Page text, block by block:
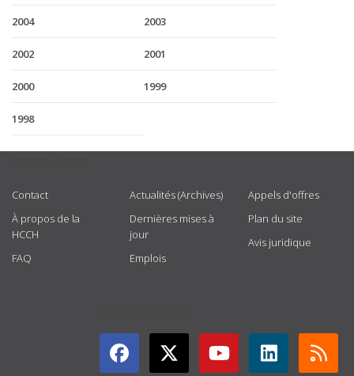
2004 2003
2002 2001
2000 1999
1998
Contact
À propos de la
HCCH
FAQ
Actualités (Archives)
Dernières mises à
jour
Emplois
Appels d'offres
Plan du site
Avis juridique